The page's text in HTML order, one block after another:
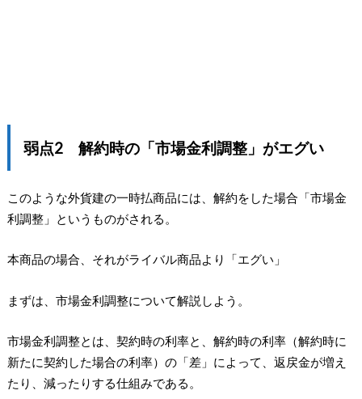
弱点2 解約時の「市場金利調整」がエグい
このような外貨建の一時払商品には、解約をした場合「市場金
利調整」というものがされる。
本商品の場合、それがライバル商品より「エグい」
まずは、市場金利調整について解説しよう。
市場金利調整とは、契約時の利率と、解約時の利率（解約時に
新たに契約した場合の利率）の「差」によって、返戻金が増え
たり、減ったりする仕組みである。